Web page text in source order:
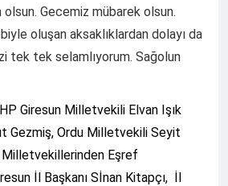
Gecemiz mübarek olsun.
oluşan aksaklıklardan dolayı da
tek tek selamlıyorum. Sağolun
Giresun Milletvekili Elvan Işık
Gezmiş, Ordu Milletvekili Seyit
Milletvekillerinden Eşref
İl Başkanı Sİnan Kitapçı, İl